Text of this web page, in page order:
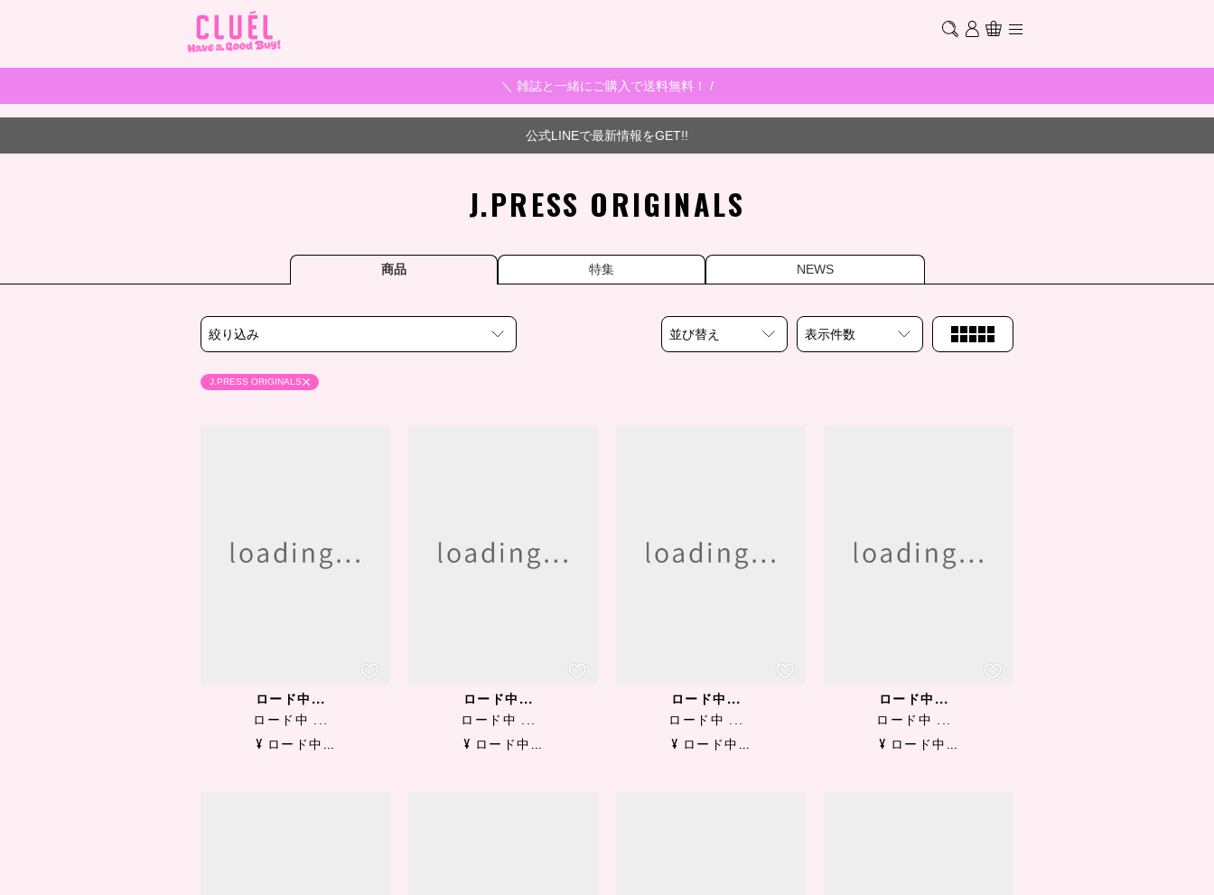
＼ 雑誌と一緒にご購入で送料無料！ /
公式LINEで最新情報をGET!!
J.PRESS ORIGINALS
商品 特集 NEWS
絞り込み 並び替え 表示件数
J.PRESS ORIGINALS
ロード中...
ロード中 ...
¥ ロード中...
ロード中...
ロード中 ...
¥ ロード中...
ロード中...
ロード中 ...
¥ ロード中...
ロード中...
ロード中 ...
¥ ロード中...